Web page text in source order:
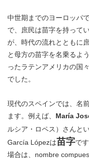
中世期までのヨーロッパ
で、庶民は苗字を持って
が、時代の流れとともに
と母方の苗字を名乗るよ
ったラテンアメリカの国
でした。
現代のスペインでは、名
ます。例えば、 María
ルシア・ロペス）さんと
García Lópezは苗字で
場合は、nombre